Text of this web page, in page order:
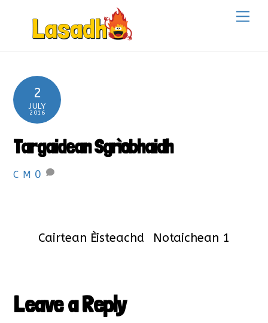
2
JULY
2016
Targaidean Sgrìobhaidh
C M 0
Cairtean Èisteachd Notaichean 1
Leave a Reply